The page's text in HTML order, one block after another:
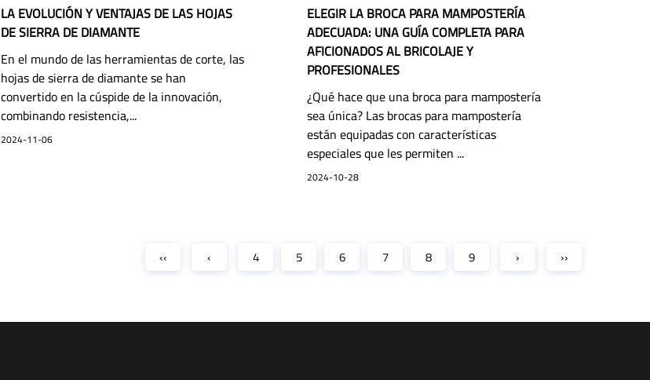
LA EVOLUCIÓN Y VENTAJAS DE LAS HOJAS
DE SIERRA DE DIAMANTE
En el mundo de las herramientas de corte, las
hojas de sierra de diamante se han
convertido en la cúspide de la innovación,
combinando resistencia,...
2024-11-06
ELEGIR LA BROCA PARA MAMPOSTERÍA
ADECUADA: UNA GUÍA COMPLETA PARA
AFICIONADOS AL BRICOLAJE Y
PROFESIONALES
¿Qué hace que una broca para mampostería
sea única? Las brocas para mampostería
están equipadas con características
especiales que les permiten ...
2024-10-28
‹‹ ‹ 4 5 6 7 8 9 › ››